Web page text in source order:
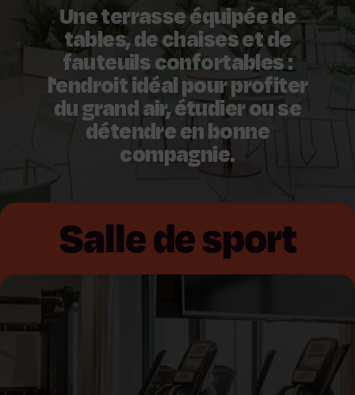
Une terrasse équipée de
tables, de chaises et de
fauteuils confortables :
l'endroit idéal pour profiter
du grand air, étudier ou se
détendre en bonne
compagnie.
Salle de sport